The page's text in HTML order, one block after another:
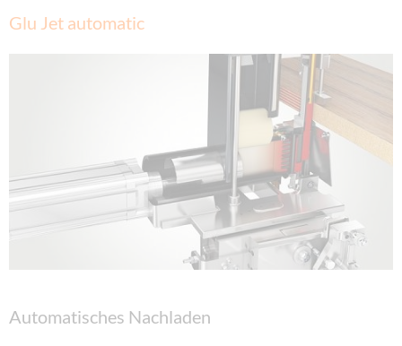
Glu Jet automatic
Automatisches Nachladen